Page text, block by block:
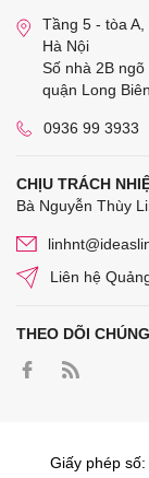
Tầng 5 - tòa A,
Hà Nội
Số nhà 2B
quận Long
0936 99 3933
CHỊU TRÁCH
Bà Nguyễn Thùy
Liên hệ
THEO DÕI
Giấy phép